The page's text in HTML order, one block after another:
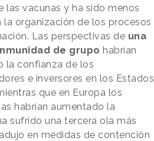
las vacunas y ha sido menos
la organización de los procesos
Las perspectivas de una
de grupo habrían
la confianza de los
e inversores en los Estados
que en Europa los
habrían aumentado la
sufrido una tercera ola más
en medidas de contención